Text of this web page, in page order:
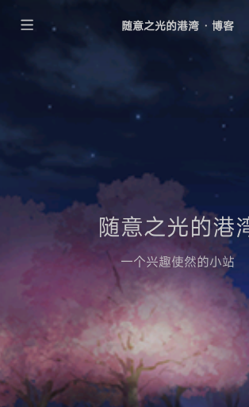
随意之光的港湾 · 博客
随意之光的港
一个兴趣使然的小站